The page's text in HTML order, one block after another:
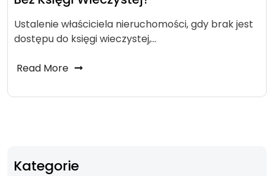
Ustalenie właściciela nieruchomości, gdy brak jest
dostępu do księgi wieczystej,…
Read More
Kategorie